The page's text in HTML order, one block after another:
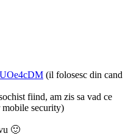
(il folosesc din cand
fiind, am zis sa vad ce
mobile security)
🙂